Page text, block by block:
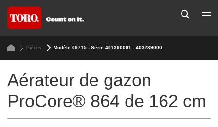
Pièces Modèle 09715 - Série 401390001 - 403289000
Aérateur de gazon
ProCore® 864 de 162 cm